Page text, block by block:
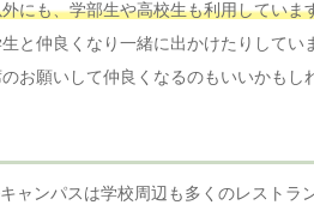
にも、学部生や高校生も利用していま
と仲良くなり一緒に出かけたりしてい
お願いして仲良くなるのもいいかもし
ンパスは学校周辺も多くのレストラ